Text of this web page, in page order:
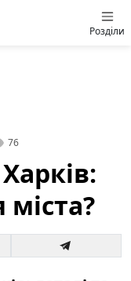
Розділи
76
міста?